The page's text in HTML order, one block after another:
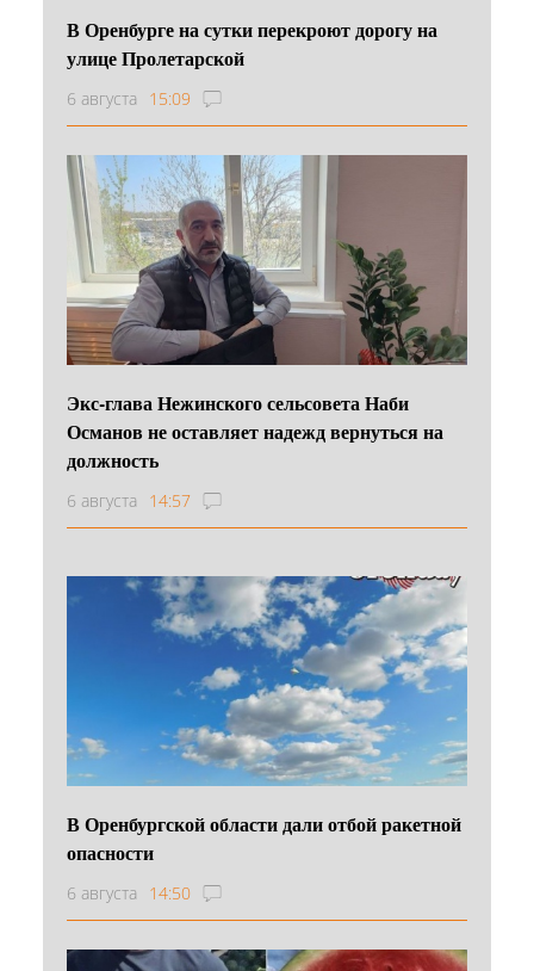
В Оренбурге на сутки перекроют дорогу на
улице Пролетарской
6 августа 15:09
Экс-глава Нежинского сельсовета Наби
Османов не оставляет надежд вернуться на
должность
6 августа 14:57
В Оренбургской области дали отбой ракетной
опасности
6 августа 14:50